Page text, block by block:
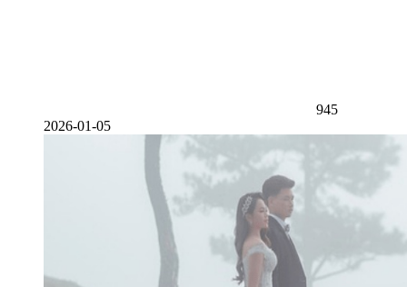
945
2026-01-05